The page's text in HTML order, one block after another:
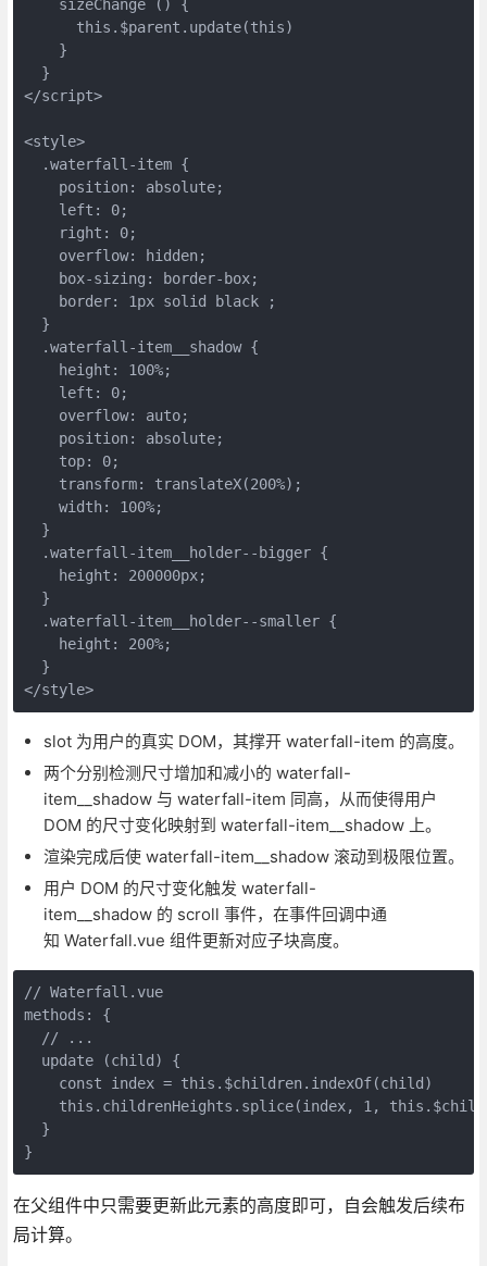
    sizeChange () {
      this.$parent.update(this)
    }
  }
</script>
<style>
  .waterfall-item {
    position: absolute;
    left: 0;
    right: 0;
    overflow: hidden;
    box-sizing: border-box;
    border: 1px solid black ;
  }
  .waterfall-item__shadow {
    height: 100%;
    left: 0;
    overflow: auto;
    position: absolute;
    top: 0;
    transform: translateX(200%);
    width: 100%;
  }
  .waterfall-item__holder--bigger {
    height: 200000px;
  }
  .waterfall-item__holder--smaller {
    height: 200%;
  }
</style>
slot 为用户的真实 DOM，其撑开 waterfall-item 的高度。
两个分别检测尺寸增加和减小的 waterfall-
item__shadow 与 waterfall-item 同高，从而使得用户
DOM 的尺寸变化映射到 waterfall-item__shadow 上。
渲染完成后使 waterfall-item__shadow 滚动到极限位置。
用户 DOM 的尺寸变化触发 waterfall-
item__shadow 的 scroll 事件，在事件回调中通
知 Waterfall.vue 组件更新对应子块高度。
// Waterfall.vue
methods: {
  // ...
  update (child) {
    const index = this.$children.indexOf(child)
this.childrenHeights.splice(index, 1,
  }
}
在父组件中只需要更新此元素的高度即可，自会触发后续布
局计算。